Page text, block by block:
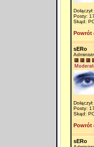
Posty:
Skąd:
Powrót
sERo
Posty:
Skąd:
Powrót
sERo